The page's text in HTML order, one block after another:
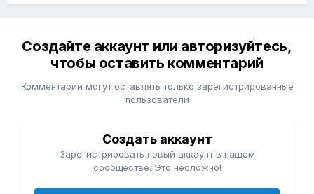
Создайте аккаунт или авторизуйтесь,
чтобы оставить комментарий
Комментарии могут оставлять только зарегистрированные
пользователи
Создать аккаунт
Зарегистрировать новый аккаунт в нашем
сообществе. Это несложно!